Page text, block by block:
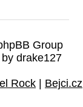
Group
drake127
Rock
Bejci.cz